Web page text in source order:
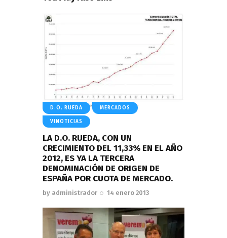
D.O. RUEDA MERCADOS
VINOTICIAS
LA D.O. RUEDA, CON UN
CRECIMIENTO DEL 11,33% EN EL AÑO
2012, ES YA LA TERCERA
DENOMINACIÓN DE ORIGEN DE
ESPAÑA POR CUOTA DE MERCADO.
by administrador 14 enero 2013